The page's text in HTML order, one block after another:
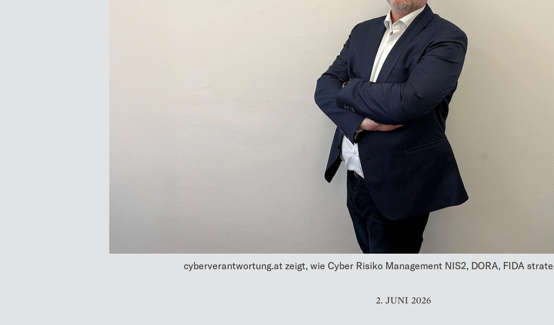
cyberverantwortung.at zeigt, wie Cyber Risiko Management NIS2, DORA, FIDA
2. JUNI 2026